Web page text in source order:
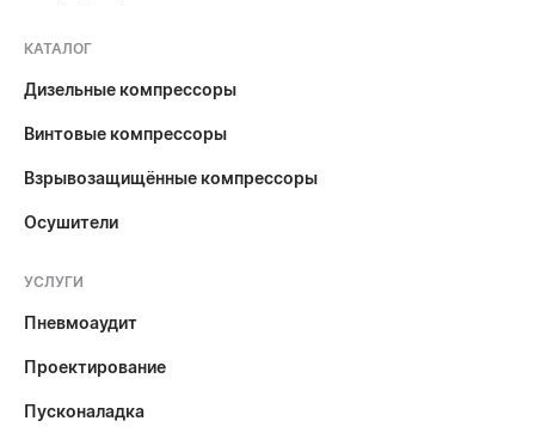
КАТАЛОГ
Дизельные компрессоры
Винтовые компрессоры
Взрывозащищённые компрессоры
Осушители
УСЛУГИ
Пневмоаудит
Проектирование
Пусконаладка